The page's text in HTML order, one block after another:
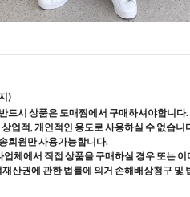
)
드시 상품은 도매찜에서 구매하셔야합니다
업적, 개인적인 용도로 사용하실 수 없습니
회원만 사용가능합니다.
체에서 직접 상품을 구매하실 경우 또는
산권에 관한 법률에 의거 손해배상청구 및